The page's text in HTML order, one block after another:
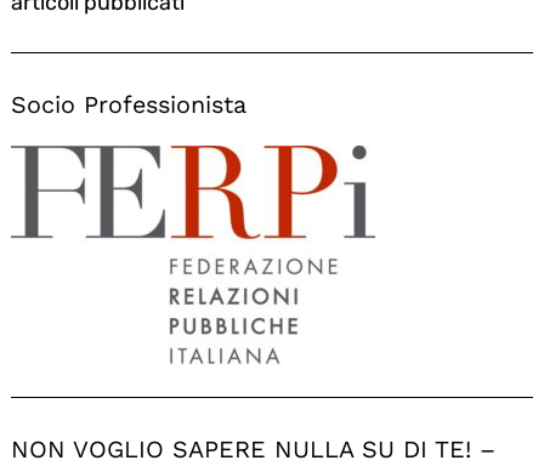
Socio Professionista
NON VOGLIO SAPERE NULLA SU DI TE! –